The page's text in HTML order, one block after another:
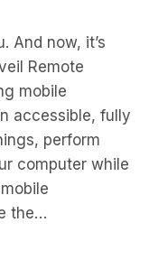
And now, it’s
Remote
mobile
accessible, fully
perform
computer while
the…